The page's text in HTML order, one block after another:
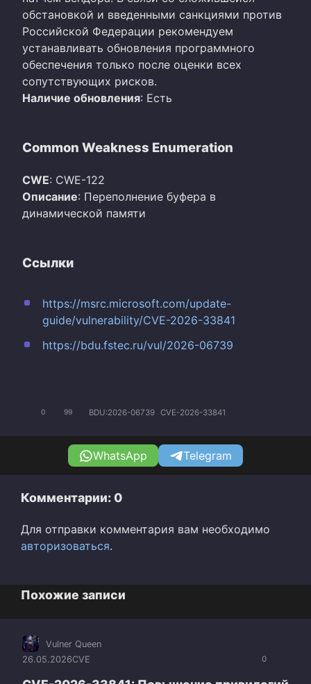
обстановкой и введенными санкциями против
Российской Федерации рекомендуем
устанавливать обновления программного
обеспечения только после оценки всех
сопутствующих рисков.
Наличие обновления: Есть
Common Weakness Enumeration
CWE: CWE-122
Описание: Переполнение буфера в
динамической памяти
Ссылки
https://msrc.microsoft.com/update-
guide/vulnerability/CVE-2026-33841
https://bdu.fstec.ru/vul/2026-06739
0 99 BDU:2026-06739 CVE-2026-33841
WhatsApp Telegram
Комментарии: 0
Для отправки комментария вам необходимо
авторизоваться.
Похожие записи
0
Vulner Queen
26.05.2026CVE